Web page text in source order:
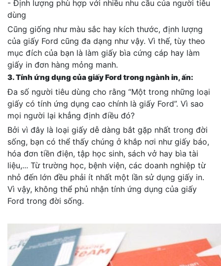
- Định lượng phù hợp với nhiều nhu cầu của người tiêu
dùng
Cũng giống như màu sắc hay kích thước, định lượng
của giấy Ford cũng đa dạng như vậy. Vì thế, tùy theo
mục đích của bạn là làm giấy bìa cứng cáp hay làm
giấy in đơn hàng mỏng manh.
3. Tính ứng dụng của giấy Ford trong ngành in, ấn:
Đa số người tiêu dùng cho rằng “Một trong những loại
giấy có tính ứng dụng cao chính là giấy Ford”. Vì sao
mọi người lại khẳng định điều đó?
Bởi vì đây là loại giấy dễ dàng bắt gặp nhất trong đời
sống, bạn có thể thấy chúng ở khắp nơi như giấy báo,
hóa đơn tiền điện, tập học sinh, sách vở hay bìa tài
liệu,... Từ trường học, bệnh viện, các doanh nghiệp từ
nhỏ đến lớn đều phải ít nhất một lần sử dụng giấy in.
Vì vậy, không thể phủ nhận tính ứng dụng của giấy
Ford trong đời sống.